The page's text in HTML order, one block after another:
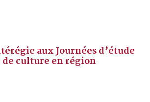
aux Journées d’étude
culture en région